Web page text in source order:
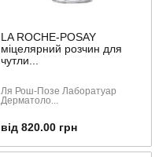
LA ROCHE-POSAY
міцелярний розчин для
чутли...
Ля Рош-Позе Лаборатуар
Дерматоло...
від 820.00 грн